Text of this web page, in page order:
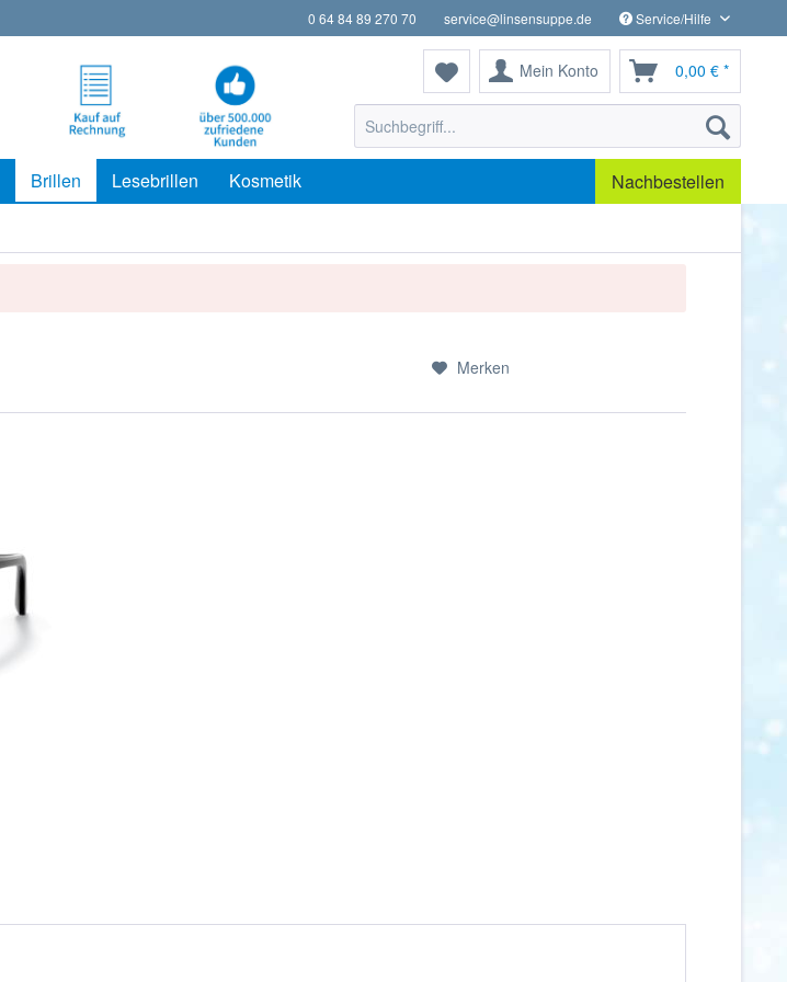
0 64 84 89 270 70 service@linsensuppe.de Service/Hilfe
Mein Konto 0,00 € *
Brillen Lesebrillen Kosmetik Nachbestellen
Merken